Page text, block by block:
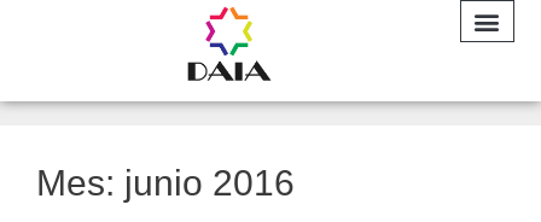
Mes: junio 2016